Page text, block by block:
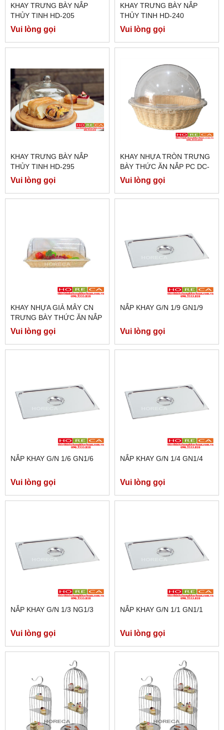
KHAY TRƯNG BÀY NẮP
THỦY TINH HD-205
Vui lòng gọi
KHAY TRƯNG BÀY NẮP
THỦY TINH HD-240
Vui lòng gọi
KHAY TRƯNG BÀY NẮP
THỦY TINH HD-295
Vui lòng gọi
KHAY NHỰA TRÒN TRƯNG
BÀY THỨC ĂN NẮP PC DC-
326B
Vui lòng gọi
KHAY NHỰA GIẢ MÂY CN
TRƯNG BÀY THỨC ĂN NẮP
PC DC-326A
Vui lòng gọi
NẮP KHAY G/N 1/9 GN1/9
Vui lòng gọi
NẮP KHAY G/N 1/6 GN1/6
Vui lòng gọi
NẮP KHAY G/N 1/4 GN1/4
Vui lòng gọi
NẮP KHAY G/N 1/3 NG1/3
Vui lòng gọi
NẮP KHAY G/N 1/1 GN1/1
Vui lòng gọi